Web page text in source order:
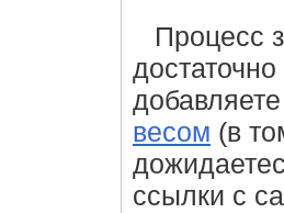
Процесс
весом (в
ссылки с